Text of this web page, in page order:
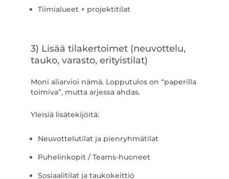
Tiimialueet + projektitilat
3) Lisää tilakertoimet (neuvottelu,
tauko, varasto, erityistilat)
Moni aliarvioi nämä. Lopputulos on “paperilla
toimiva”, mutta arjessa ahdas.
Yleisiä lisätekijöitä:
Neuvottelutilat ja pienryhmätilat
Puhelinkopit / Teams-huoneet
Sosiaalitilat ja taukokeittiö